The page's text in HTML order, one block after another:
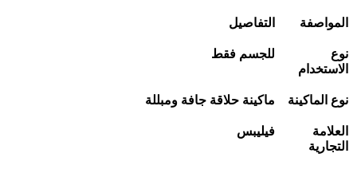
المواصفة التفاصيل
نوع
الاستخدام
للجسم فقط
نوع الماكينة ماكينة حلاقة جافة ومبللة
العلامة
التجارية
فيليبس